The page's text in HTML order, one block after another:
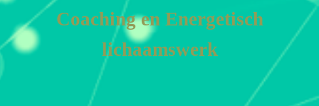
Coaching en Energetisch
lichaamswerk